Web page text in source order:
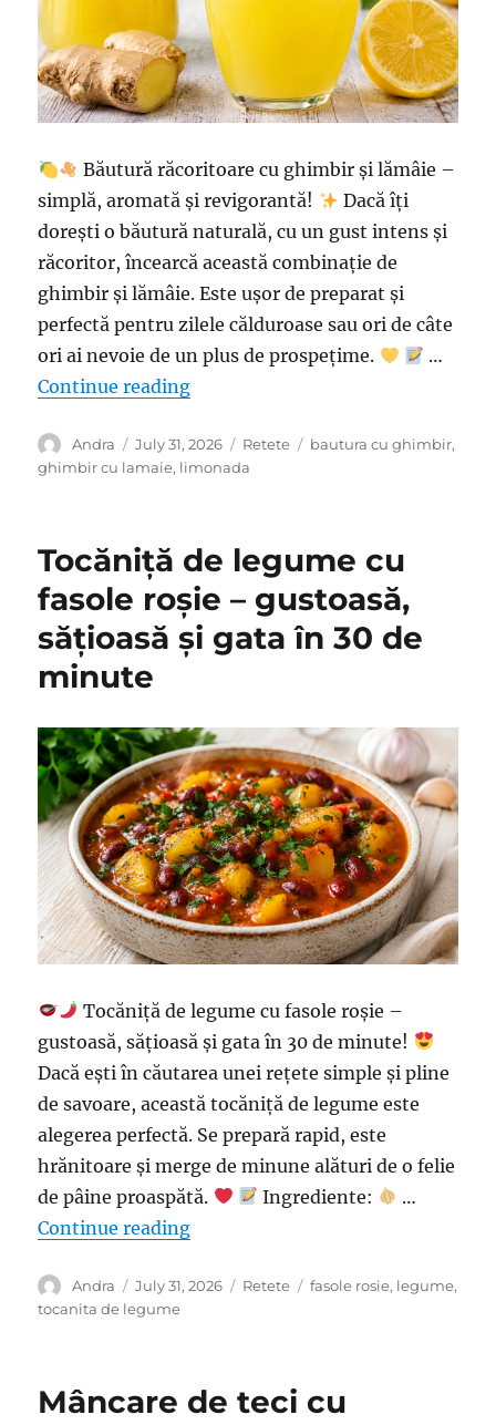
Băutură răcoritoare cu ghimbir și lămâie –
simplă, aromată și revigorantă!
Dacă îți
dorești o băutură naturală, cu un gust intens și
răcoritor, încearcă această combinație de
ghimbir și lămâie. Este ușor de preparat și
perfectă pentru zilele călduroase sau ori de câte
ori ai nevoie de un plus de prospețime.
…
Continue reading“Băutură răcoritoare cu ghimbir
Author
Andra
Posted
on
July 31, 2026 Categories
Retete Tags
bautura cu ghimbir,
ghimbir cu lamaie, limonada
Tocăniță de legume cu
fasole roșie – gustoasă,
sățioasă și gata în 30 de
minute
Tocăniță de legume cu fasole roșie –
gustoasă, sățioasă și gata în 30 de minute!
Dacă ești în căutarea unei rețete simple și pline
de savoare, această tocăniță de legume este
alegerea perfectă. Se prepară rapid, este
hrănitoare și merge de minune alături de o felie
de pâine proaspătă.
Ingrediente:
…
Continue reading“Tocăniță de legume cu fasole
Author
Andra
Posted
on
July 31, 2026 Categories
Retete Tags
fasole rosie, legume,
tocanita de legume
Mâncare de teci cu